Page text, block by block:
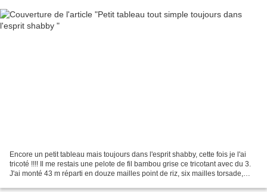
Encore un petit tableau mais toujours dans l'esprit shabby, cette fois je l'ai
tricoté !!!! Il me restais une pelote de fil bambou grise ce tricotant avec du 3.
J'ai monté 43 m réparti en douze mailles point de riz, six mailles torsade,